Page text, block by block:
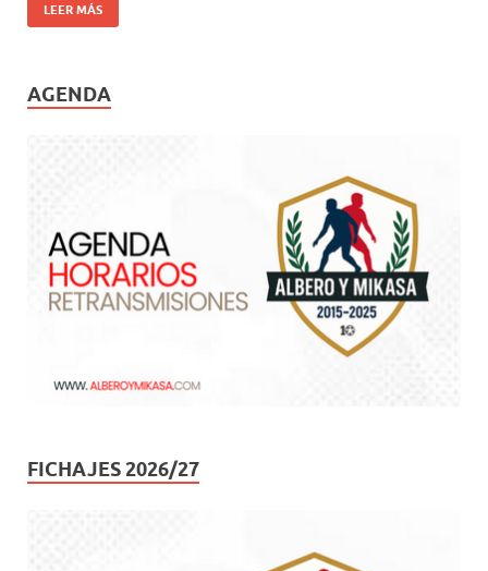
LEER MÁS
AGENDA
FICHAJES 2026/27